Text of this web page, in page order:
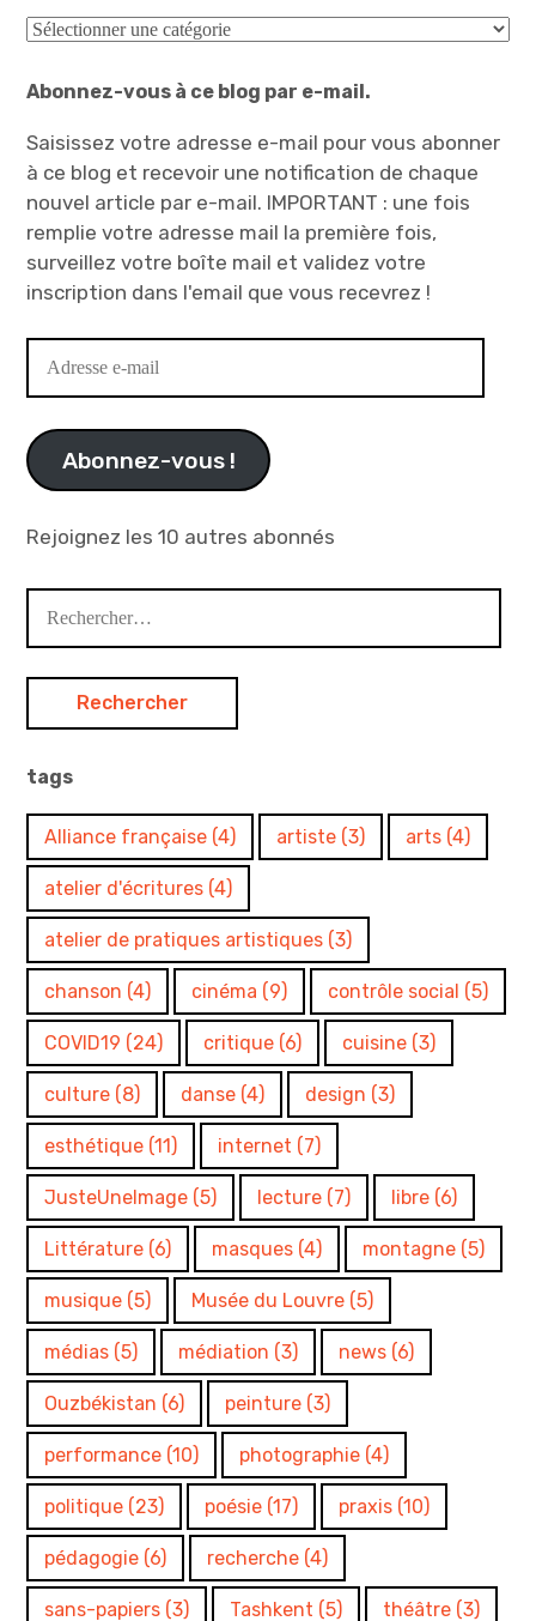
Catégories
Abonnez-vous à ce blog par e-mail.
Saisissez votre adresse e-mail pour vous abonner
à ce blog et recevoir une notification de chaque
nouvel article par e-mail. IMPORTANT : une fois
remplie votre adresse mail la première fois,
surveillez votre boîte mail et validez votre
inscription dans l'email que vous recevrez !
e-
Abonnez-vous !
Rejoignez les 10 autres abonnés
tags
Alliance française (4) artiste (3) arts (4)
atelier d'écritures (4)
atelier de pratiques artistiques (3)
chanson (4) cinéma (9) contrôle social (5)
COVID19 (24) critique (6) cuisine (3)
culture (8) danse (4) design (3)
esthétique (11) internet (7)
JusteUneImage (5) lecture (7) libre (6)
Littérature (6) masques (4) montagne (5)
musique (5) Musée du Louvre (5)
médias (5) médiation (3) news (6)
Ouzbékistan (6) peinture (3)
performance (10) photographie (4)
politique (23) poésie (17) praxis (10)
pédagogie (6) recherche (4)
sans-papiers (3) Tashkent (5) théâtre (3)